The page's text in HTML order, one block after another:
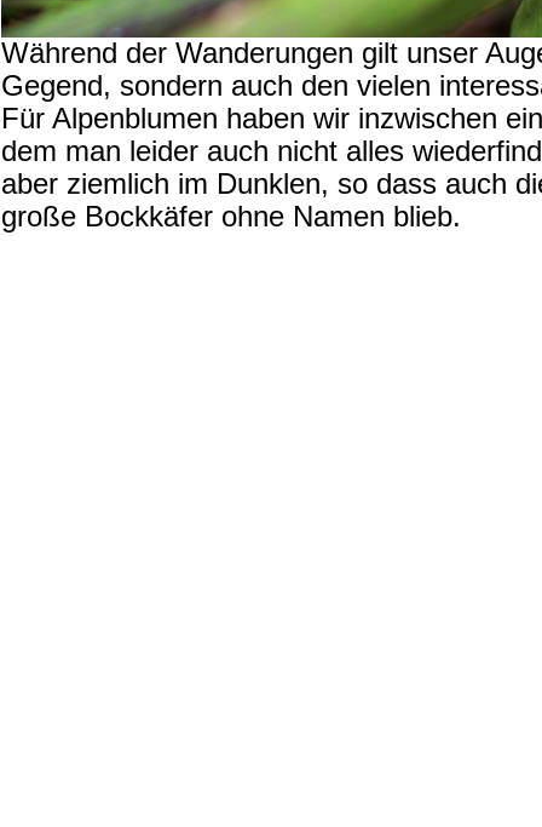
Während der Wanderungen gilt unser
Gegend, sondern auch den vielen
Für Alpenblumen haben wir inzwischen
dem man leider auch nicht alles
aber ziemlich im Dunklen, so dass auch
große Bockkäfer ohne Namen blieb.